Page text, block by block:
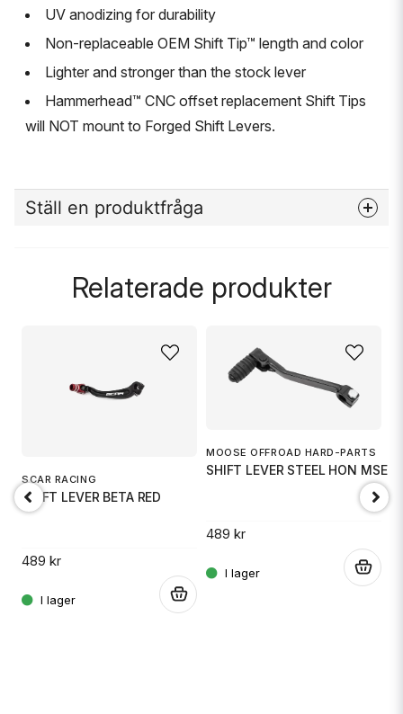
UV anodizing for durability
Non-replaceable OEM Shift Tip™ length and color
Lighter and stronger than the stock lever
Hammerhead™ CNC offset replacement Shift Tips
will NOT mount to Forged Shift Levers.
Ställ en produktfråga
Ja, ni får publicera min fråga
Relaterade produkter
SCAR RACING
SHIFT LEVER BETA RED
489 kr
MOOSE OFFROAD HARD-PARTS
SHIFT LEVER STEEL HON MSE
489 kr